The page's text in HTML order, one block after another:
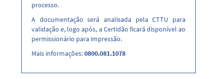
processo.
A documentação será analisada pela CTTU para
validação e, logo após, a Certidão ficará disponível ao
permissionário para impressão.
Mais informações:0800.081.1078